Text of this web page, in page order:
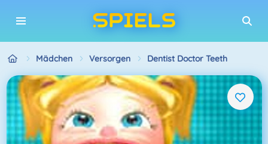
Mädchen Versorgen Dentist Doctor Teeth